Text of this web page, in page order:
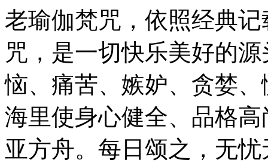
老瑜伽梵咒，依照经典记
咒，是一切快乐美好的
恼、痛苦、嫉妒、贪婪
海里使身心健全、品格
亚方舟。每日颂之，无